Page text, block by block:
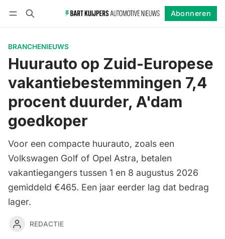
Abonneren
BRANCHENIEUWS
Huurauto op Zuid-Europese
vakantiebestemmingen 7,4
procent duurder, A'dam
goedkoper
Voor een compacte huurauto, zoals een
Volkswagen Golf of Opel Astra, betalen
vakantiegangers tussen 1 en 8 augustus 2026
gemiddeld €465. Een jaar eerder lag dat bedrag
lager.
REDACTIE